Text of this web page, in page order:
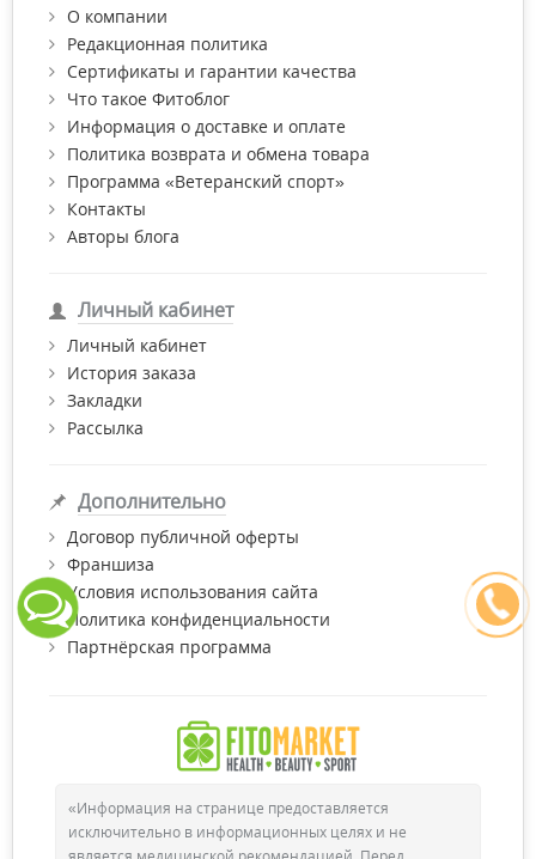
О компании
Редакционная политика
Сертификаты и гарантии качества
Что такое Фитоблог
Информация о доставке и оплате
Политика возврата и обмена товара
Программа «Ветеранский спорт»
Контакты
Авторы блога
Личный кабинет
Личный кабинет
История заказа
Закладки
Рассылка
Дополнительно
Договор публичной оферты
Франшиза
Условия использования сайта
Политика конфиденциальности
Партнёрская программа
«Информация на странице предоставляется
исключительно в информационных целях и не